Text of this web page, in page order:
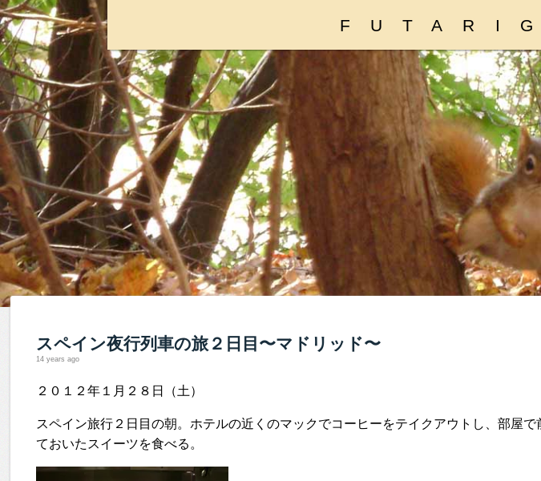
スペイン夜行列車の旅２日目〜マドリッド〜
14 years ago
２０１２年１月２８日（土）
スペイン旅行２日目の朝。ホテルの近くのマックでコーヒーをテイクアウトし、部屋
ておいたスイーツを食べる。